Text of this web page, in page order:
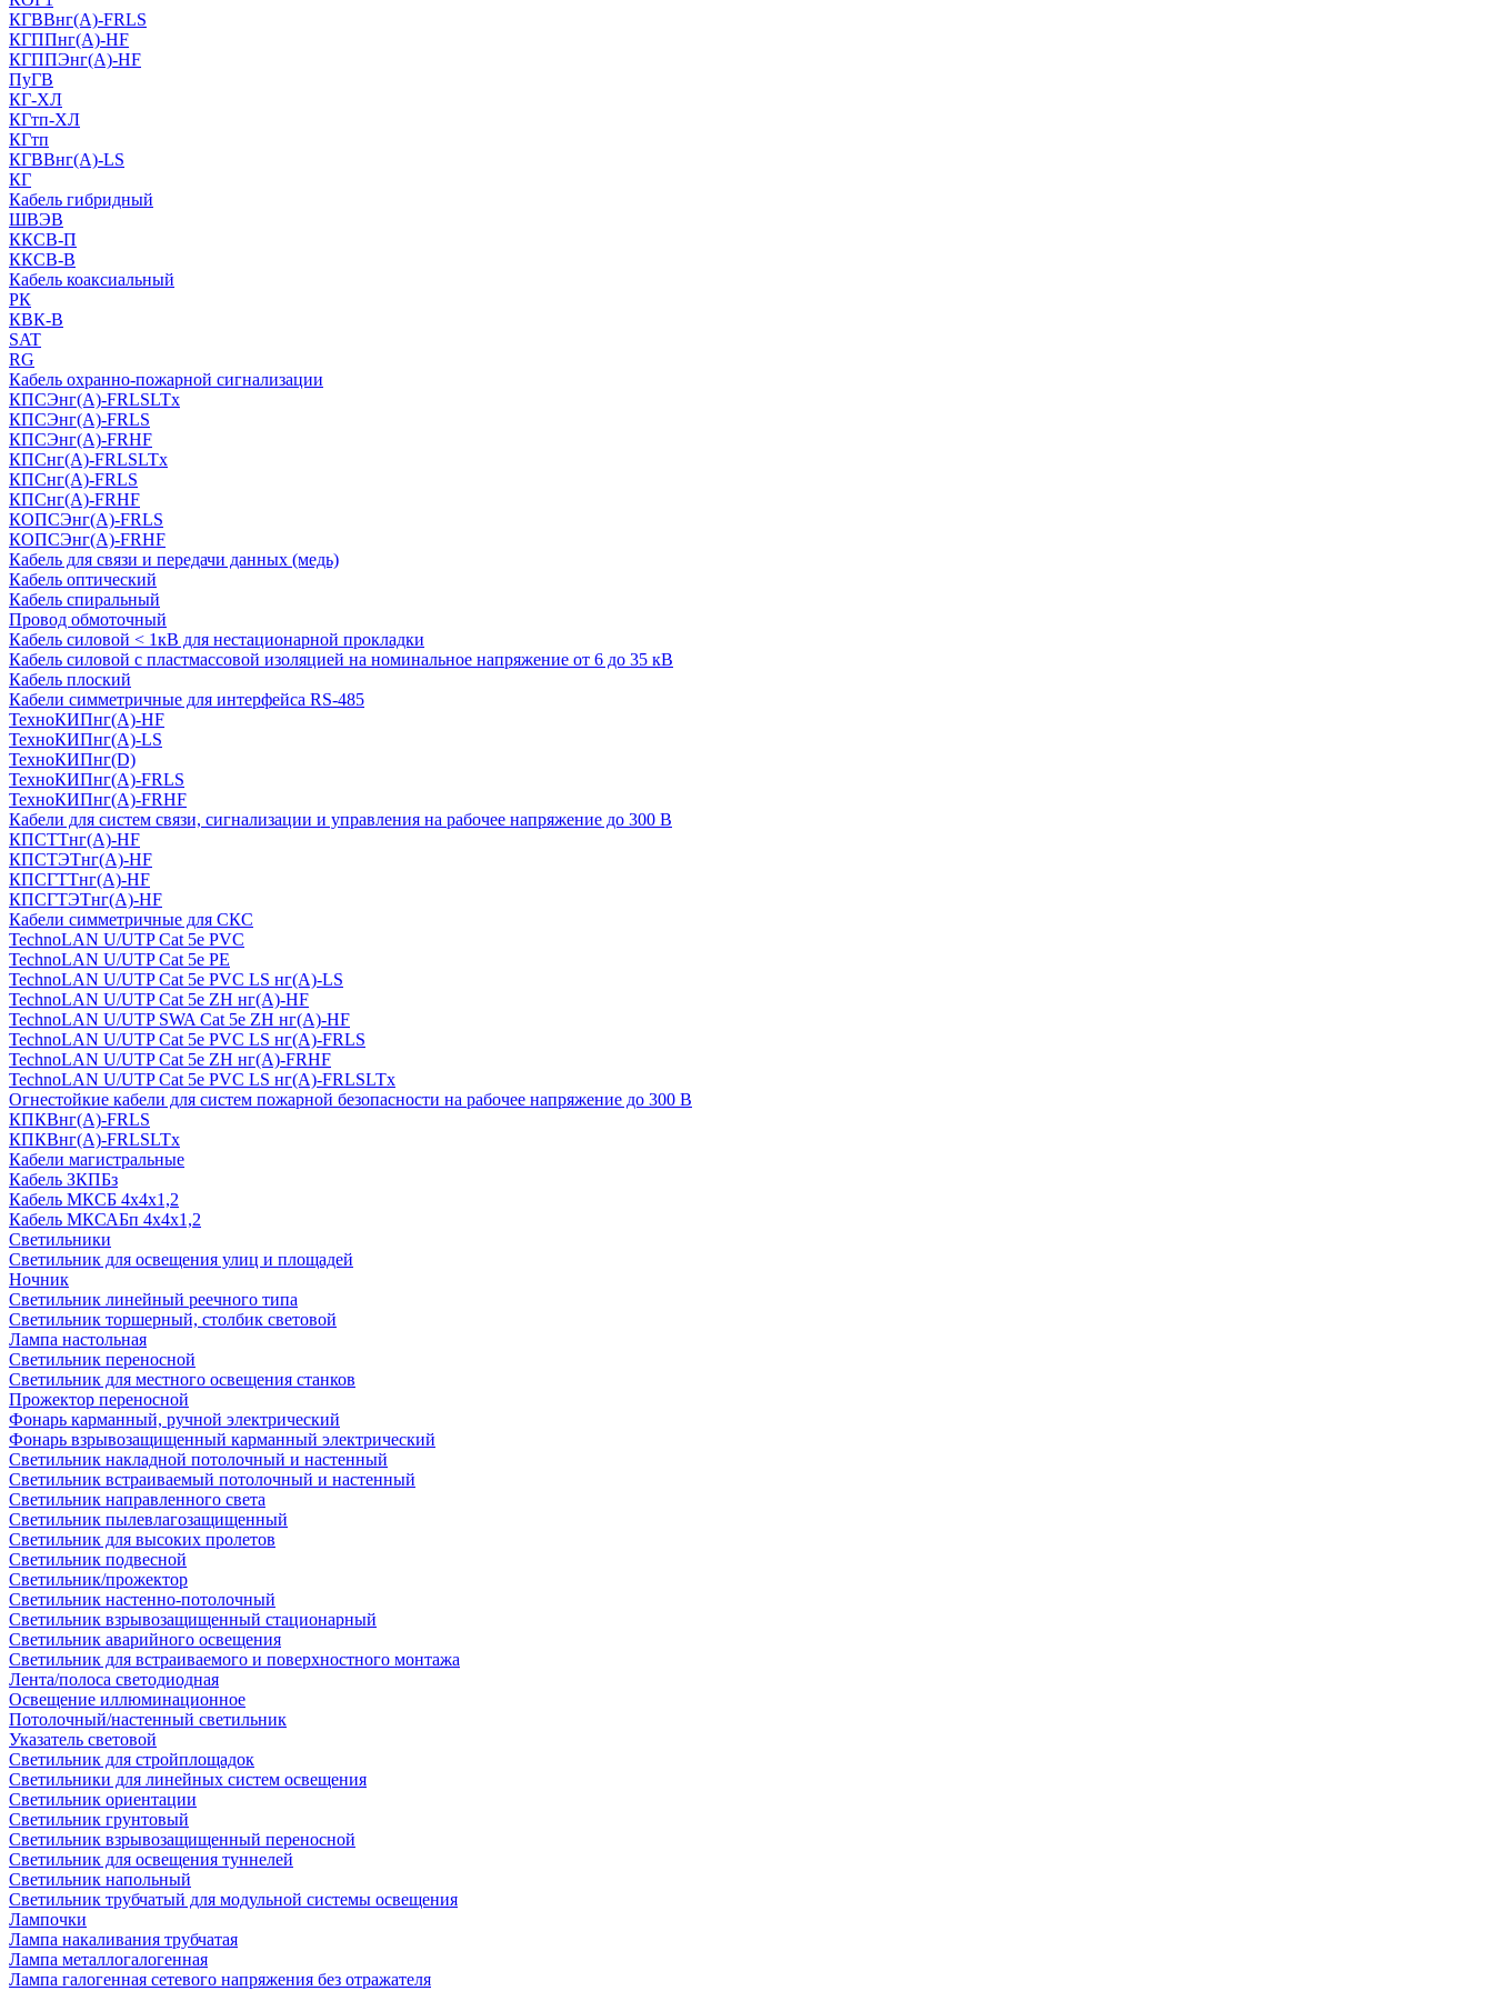
КГВВнг(А)-FRLS
КГППнг(A)-HF
КГППЭнг(A)-HF
ПуГВ
КГ-ХЛ
КГтп-ХЛ
КГтп
КГВВнг(А)-LS
КГ
Кабель гибридный
ШВЭВ
ККСВ-П
ККСВ-В
Кабель коаксиальный
РК
КВК-В
SAT
RG
Кабель охранно-пожарной сигнализации
КПСЭнг(А)-FRLSLTx
КПСЭнг(А)-FRLS
КПСЭнг(А)-FRHF
КПСнг(А)-FRLSLTx
КПСнг(А)-FRLS
КПСнг(А)-FRHF
КОПСЭнг(А)-FRLS
КОПСЭнг(А)-FRHF
Кабель для связи и передачи данных (медь)
Кабель оптический
Кабель спиральный
Провод обмоточный
Кабель силовой < 1кВ для нестационарной прокладки
Кабель силовой с пластмассовой изоляцией на номинальное напряжение от 6 до 35 кВ
Кабель плоский
Кабели симметричные для интерфейса RS-485
ТеxноКИПнг(A)-HF
ТеxноКИПнг(A)-LS
ТеxноКИПнг(D)
ТехноКИПнг(A)-FRLS
ТехноКИПнг(A)-FRHF
Кабели для систем связи, сигнализации и управления на рабочее напряжение до 300 В
КПСТТнг(A)-HF
КПСТЭТнг(A)-HF
КПСГТТнг(A)-HF
КПСГТЭТнг(A)-HF
Кабели симметричные для СКС
TechnoLAN U/UTP Cat 5e PVC
TechnoLAN U/UTP Cat 5e PE
TechnoLAN U/UTP Cat 5e PVC LS нг(A)-LS
TechnoLAN U/UTP Cat 5e ZH нг(A)-HF
TechnoLAN U/UTP SWA Cat 5e ZH нг(A)-HF
TechnoLAN U/UTP Cat 5e PVC LS нг(A)-FRLS
TechnoLAN U/UTP Cat 5e ZH нг(A)-FRHF
TechnoLAN U/UTP Cat 5e PVC LS нг(A)-FRLSLTx
Огнестойкие кабели для систем пожарной безопасности на рабочее напряжение до 300 В
КПКВнг(A)-FRLS
КПКВнг(A)-FRLSLTx
Кабели магистральные
Кабель ЗКПБз
Кабель МКСБ 4х4х1,2
Кабель МКСАБп 4х4х1,2
Светильники
Светильник для освещения улиц и площадей
Ночник
Светильник линейный реечного типа
Светильник торшерный, столбик световой
Лампа настольная
Светильник переносной
Светильник для местного освещения станков
Прожектор переносной
Фонарь карманный, ручной электрический
Фонарь взрывозащищенный карманный электрический
Светильник накладной потолочный и настенный
Светильник встраиваемый потолочный и настенный
Светильник направленного света
Светильник пылевлагозащищенный
Светильник для высоких пролетов
Светильник подвесной
Светильник/прожектор
Светильник настенно-потолочный
Светильник взрывозащищенный стационарный
Светильник аварийного освещения
Светильник для встраиваемого и поверхностного монтажа
Лента/полоса светодиодная
Освещение иллюминационное
Потолочный/настенный светильник
Указатель световой
Светильник для стройплощадок
Светильники для линейных систем освещения
Светильник ориентации
Светильник грунтовый
Светильник взрывозащищенный переносной
Светильник для освещения туннелей
Светильник напольный
Светильник трубчатый для модульной системы освещения
Лампочки
Лампа накаливания трубчатая
Лампа металлогалогенная
Лампа галогенная сетевого напряжения без отражателя